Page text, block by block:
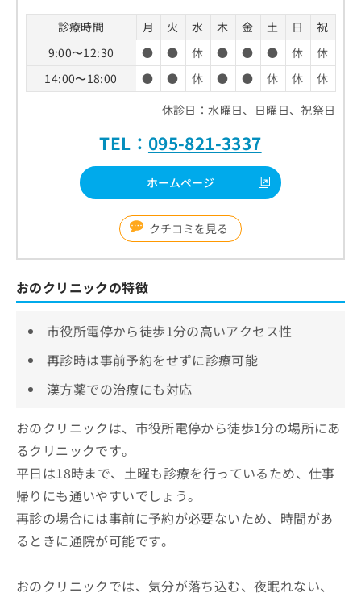
診療時間 月 火 水 木 金 土 日
祝
9:00〜12:30
● ● 休 ● ● ● 休
休
14:00〜18:00
● ● 休 ● ● 休 休
休
休診日：水曜日、日曜日、祝祭日
TEL： 095-821-3337
ホームページ
クチコミを見る
おのクリニックの特徴
市役所電停から徒歩1分の高いアクセス性
再診時は事前予約をせずに診療可能
漢方薬での治療にも対応
おのクリニックは、市役所電停から徒歩1分の場所にあ
るクリニックです。
平日は18時まで、土曜も診療を行っているため、仕事
帰りにも通いやすいでしょう。
再診の場合には事前に予約が必要ないため、時間があ
るときに通院が可能です。
おのクリニックでは、気分が落ち込む、夜眠れない、